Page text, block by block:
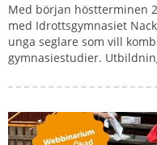
Med början höstterminen
med Idrottsgymnasiet
unga seglare som vill
gymnasiestudier.